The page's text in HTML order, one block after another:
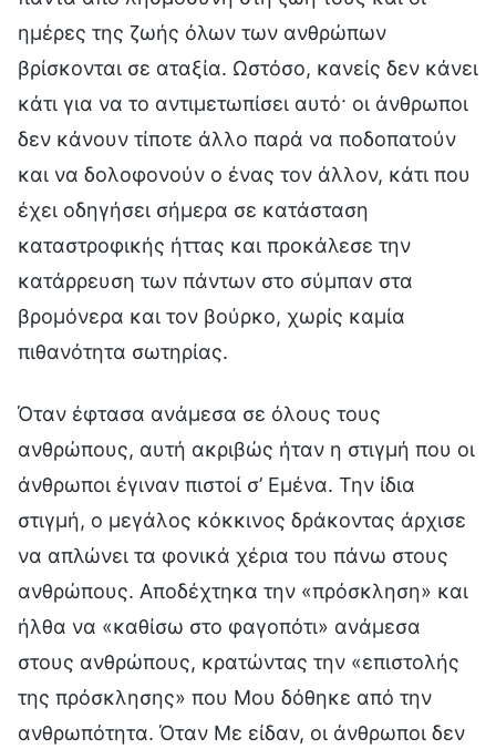
ημέρες της ζωής όλων των ανθρώπων
βρίσκονται σε αταξία. Ωστόσο, κανείς δεν κάνει
κάτι για να το αντιμετωπίσει αυτό· οι άνθρωποι
δεν κάνουν τίποτε άλλο παρά να ποδοπατούν
και να δολοφονούν ο ένας τον άλλον, κάτι που
έχει οδηγήσει σήμερα σε κατάσταση
καταστροφικής ήττας και προκάλεσε την
κατάρρευση των πάντων στο σύμπαν στα
βρομόνερα και τον βούρκο, χωρίς καμία
πιθανότητα σωτηρίας.
Όταν έφτασα ανάμεσα σε όλους τους
ανθρώπους, αυτή ακριβώς ήταν η στιγμή που οι
άνθρωποι έγιναν πιστοί σ’ Εμένα. Την ίδια
στιγμή, ο μεγάλος κόκκινος δράκοντας άρχισε
να απλώνει τα φονικά χέρια του πάνω στους
ανθρώπους. Αποδέχτηκα την «πρόσκληση» και
ήλθα να «καθίσω στο φαγοπότι» ανάμεσα
στους ανθρώπους, κρατώντας την «επιστολής
της πρόσκλησης» που Μου δόθηκε από την
ανθρωπότητα. Όταν Με είδαν, οι άνθρωποι δεν